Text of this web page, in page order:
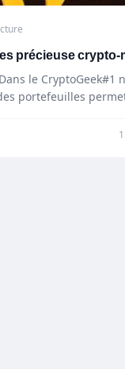
précieuse
le CryptoGeek#1
portefeuilles